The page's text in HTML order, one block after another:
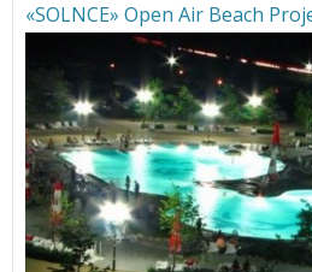
«SOLNCE» Open Air Beach